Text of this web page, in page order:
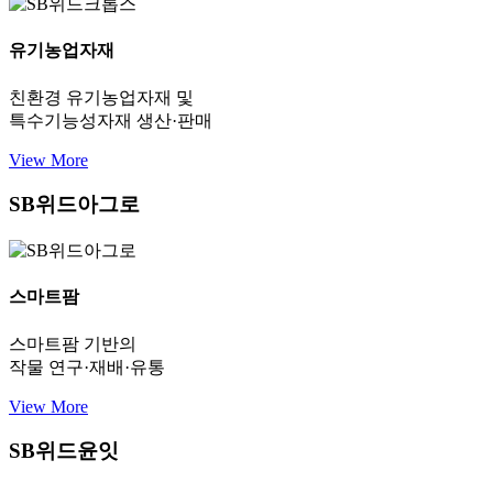
유기농업자재
친환경 유기농업자재 및
특수기능성자재 생산·판매
View More
SB위드아그로
스마트팜
스마트팜 기반의
작물 연구·재배·유통
View More
SB위드윤잇